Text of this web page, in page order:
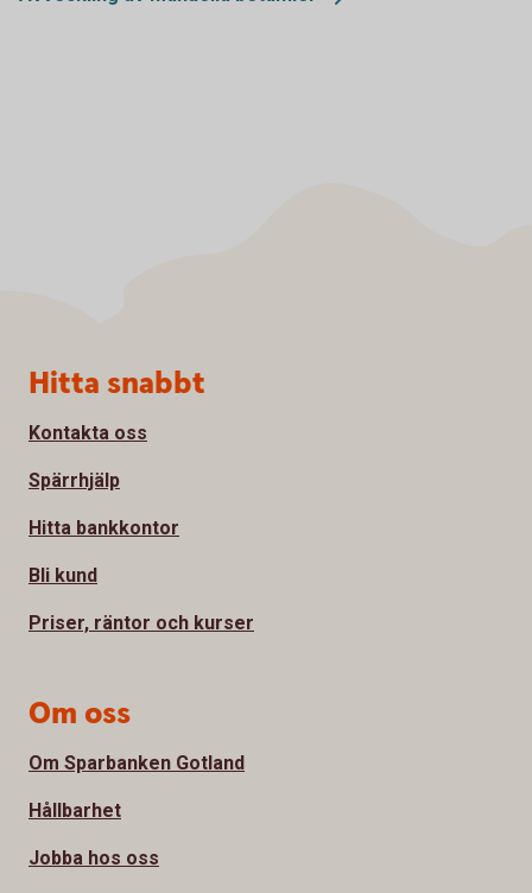
Sidfot
Hitta snabbt
Kontakta oss
Spärrhjälp
Hitta bankkontor
Bli kund
Priser, räntor och kurser
Om oss
Om Sparbanken Gotland
Hållbarhet
Jobba hos oss